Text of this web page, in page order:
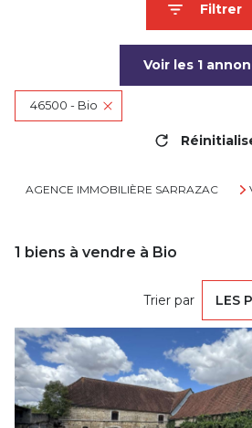
Filtrer
Voir les 1
46500 - Bio
AGENCE IMMOBILIÈRE SARRAZAC
1 biens à vendre à Bio
Trier par LES